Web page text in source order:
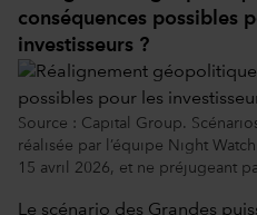
conséquences possibles
investisseurs ?
Source : Capital Group.
réalisée par l’équipe Night
15 avril 2026, et ne préjugeant
Le scénario des Grandes